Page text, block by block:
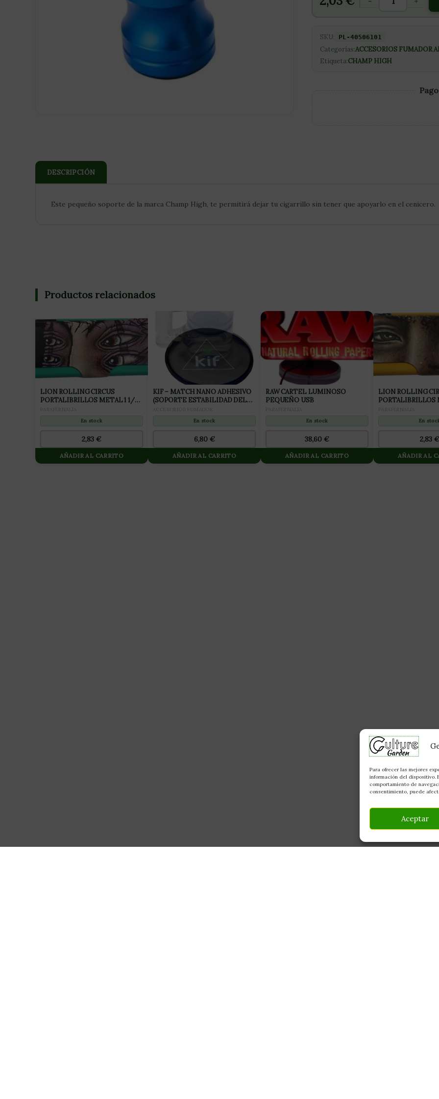
Para ofrecer las mejores
información del dispositivo.
comportamiento de
consentimiento, puede
Aceptar
SKU: PL-40506101
Categorías:ACCESORIOS FUMADOR,
Etiqueta:CHAMP HIGH
DESCRIPCIÓN
Este pequeño soporte de la marca Champ High, te permitirá dejar tu cigarrillo sin tener que apoyarlo en el cenicero.
Productos relacionados
LION ROLLING CIRCUS
PORTALIBRILLOS METAL 1 1/4
En stock
2,83 €
AÑADIR AL CARRITO
KIF – MATCH NANO ADHESIVO
(SOPORTE ESTABILIDAD DEL
En stock
6,80 €
AÑADIR AL CARRITO
RAW CARTEL LUMINOSO
PEQUEÑO USB
En stock
38,60 €
AÑADIR AL CARRITO
LION ROLLING
PORTALIBRILLOS
En
2,83 €
AÑADIR AL